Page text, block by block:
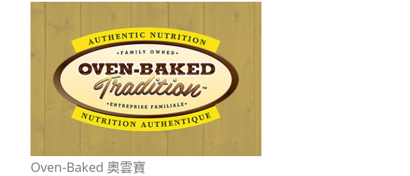
Oven-Baked 奧雲寶